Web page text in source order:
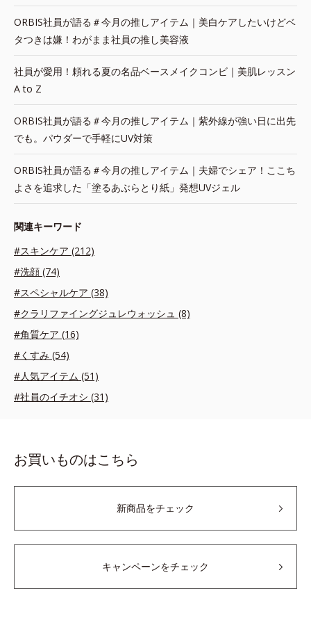
ORBIS社員が語る＃今月の推しアイテム｜美白ケアしたいけどベ
タつきは嫌！わがまま社員の推し美容液
社員が愛用！頼れる夏の名品ベースメイクコンビ｜美肌レッスン
A to Z
ORBIS社員が語る＃今月の推しアイテム｜紫外線が強い日に出先
でも。パウダーで手軽にUV対策
ORBIS社員が語る＃今月の推しアイテム｜夫婦でシェア！ここち
よさを追求した「塗るあぶらとり紙」発想UVジェル
関連キーワード
#スキンケア (212)
#洗顔 (74)
#スペシャルケア (38)
#クラリファイングジュレウォッシュ (8)
#角質ケア (16)
#くすみ (54)
#人気アイテム (51)
#社員のイチオシ (31)
お買いものはこちら
新商品をチェック
キャンペーンをチェック